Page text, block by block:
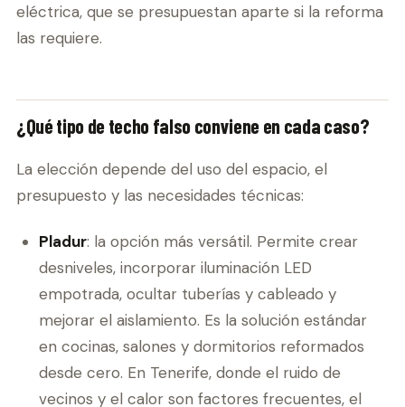
eléctrica, que se presupuestan aparte si la reforma
las requiere.
¿Qué tipo de techo falso conviene en cada caso?
La elección depende del uso del espacio, el
presupuesto y las necesidades técnicas:
Pladur: la opción más versátil. Permite crear
desniveles, incorporar iluminación LED
empotrada, ocultar tuberías y cableado y
mejorar el aislamiento. Es la solución estándar
en cocinas, salones y dormitorios reformados
desde cero. En Tenerife, donde el ruido de
vecinos y el calor son factores frecuentes, el